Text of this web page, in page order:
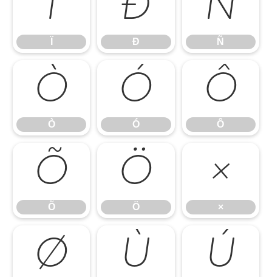
Ð Ñ
Ò
Ò
Ó
Ó
Ô
Ô
Õ
Õ
Ö
Ö
×
×
Ø Ù Ú